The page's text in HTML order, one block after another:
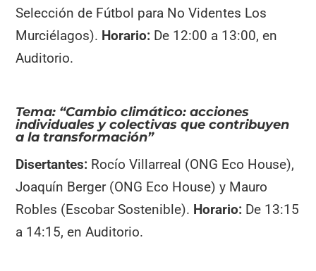
Selección de Fútbol para No Videntes Los
Murciélagos). Horario: De 12:00 a 13:00, en
Auditorio.
Tema: “Cambio climático: acciones
individuales y colectivas que contribuyen
a la transformación”
Disertantes: Rocío Villarreal (ONG Eco House),
Joaquín Berger (ONG Eco House) y Mauro
Robles (Escobar Sostenible). Horario: De 13:15
a 14:15, en Auditorio.